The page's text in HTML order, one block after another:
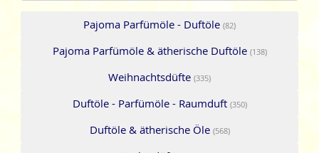
Pajoma Parfümöle - Duftöle (82)
Pajoma Parfümöle & ätherische Duftöle (138)
Weihnachtsdüfte (335)
Duftöle - Parfümöle - Raumduft (350)
Duftöle & ätherische Öle (568)